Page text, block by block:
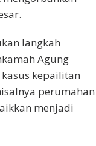
langkah
Agung
kasus kepailitan
perumahan
menjadi